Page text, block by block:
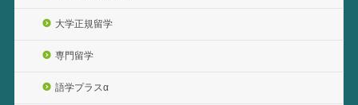
大学正規留学
専門留学
語学プラスα